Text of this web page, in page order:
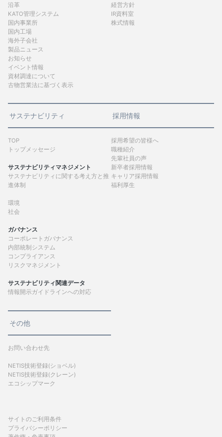
沿革
KATO管理システム
国内事業所
国内工場
海外子会社
製品ニュース
お知らせ
イベント情報
資材調達について
古物営業法に基づく表示
経営方針
IR資料室
株式情報
サステナビリティ
TOP
トップメッセージ
サステナビリティマネジメント
サステナビリティに関する考え方と推
進体制
環境
社会
ガバナンス
コーポレートガバナンス
内部統制システム
コンプライアンス
リスクマネジメント
サステナビリティ関連データ
情報開示ガイドラインへの対応
採用情報
採用希望の皆様へ
職種紹介
先輩社員の声
新卒者採用情報
キャリア採用情報
福利厚生
その他
お問い合わせ先
NETIS技術登録(ショベル)
NETIS技術登録(クレーン)
エコシップマーク
サイトのご利用条件
プライバシーポリシー